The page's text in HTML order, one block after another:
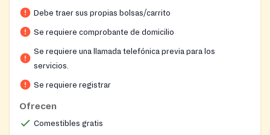
Debe traer sus propias bolsas/carrito
Se requiere comprobante de domicilio
Se requiere una llamada telefónica previa para los
servicios.
Se requiere registrar
Ofrecen
Comestibles gratis